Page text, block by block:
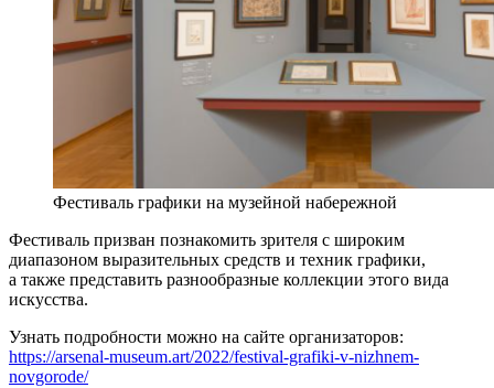
Фестиваль графики на музейной набережной
Фестиваль призван познакомить зрителя с широким
диапазоном выразительных средств и техник графики,
а также представить разнообразные коллекции этого вида
искусства.
Узнать подробности можно на сайте организаторов:
https://arsenal-museum.art/2022/festival-grafiki-v-nizhnem-
novgorode/